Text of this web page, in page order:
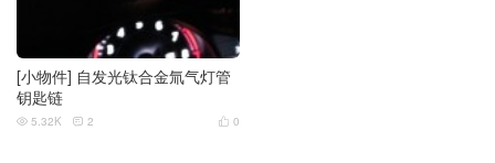
[小物件] 自发光钛合金氚气灯管
钥匙链
 0
 5.32K  2